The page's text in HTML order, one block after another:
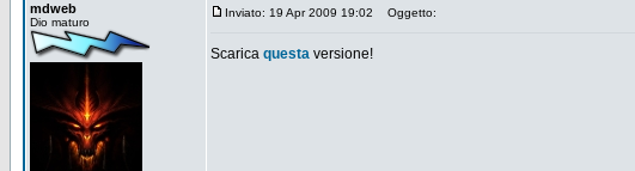
mdweb
Dio maturo
Inviato: 19 Apr 2009 19:02 Oggetto:
Scarica questa versione!